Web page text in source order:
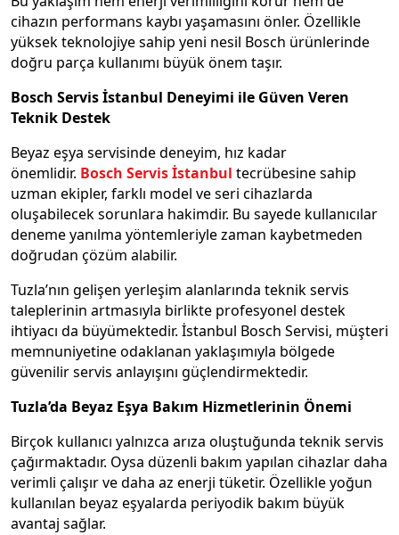
cihazın performans kaybı yaşamasını önler. Özellikle
yüksek teknolojiye sahip yeni nesil Bosch ürünlerinde
doğru parça kullanımı büyük önem taşır.
Bosch Servis İstanbul Deneyimi ile Güven Veren
Teknik Destek
Beyaz eşya servisinde deneyim, hız kadar
önemlidir. Bosch Servis İstanbul tecrübesine sahip
uzman ekipler, farklı model ve seri cihazlarda
oluşabilecek sorunlara hakimdir. Bu sayede kullanıcılar
deneme yanılma yöntemleriyle zaman kaybetmeden
doğrudan çözüm alabilir.
Tuzla’nın gelişen yerleşim alanlarında teknik servis
taleplerinin artmasıyla birlikte profesyonel destek
ihtiyacı da büyümektedir. İstanbul Bosch Servisi, müşteri
memnuniyetine odaklanan yaklaşımıyla bölgede
güvenilir servis anlayışını güçlendirmektedir.
Tuzla’da Beyaz Eşya Bakım Hizmetlerinin Önemi
Birçok kullanıcı yalnızca arıza oluştuğunda teknik servis
çağırmaktadır. Oysa düzenli bakım yapılan cihazlar daha
verimli çalışır ve daha az enerji tüketir. Özellikle yoğun
kullanılan beyaz eşyalarda periyodik bakım büyük
avantaj sağlar.